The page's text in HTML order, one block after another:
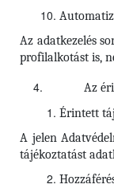
Az adatkezelés
profilalkotást is,
Az
Érintett
A jelen
tájékoztatást